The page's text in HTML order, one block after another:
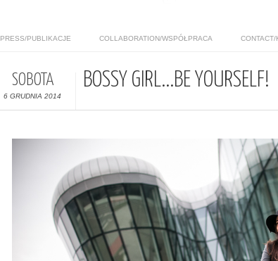
PRESS/PUBLIKACJE COLLABORATION/WSPÓŁPRACA CONTACT/
SOBOTA
6 GRUDNIA 2014
BOSSY GIRL...BE YOURSELF!